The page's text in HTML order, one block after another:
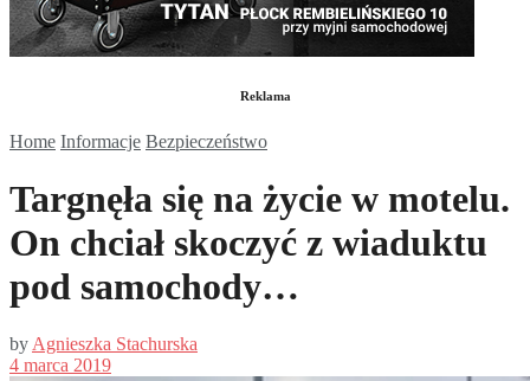
Reklama
Home Informacje Bezpieczeństwo
Targnęła się na życie w motelu.
On chciał skoczyć z wiaduktu
pod samochody…
byAgnieszka Stachurska
4 marca 2019